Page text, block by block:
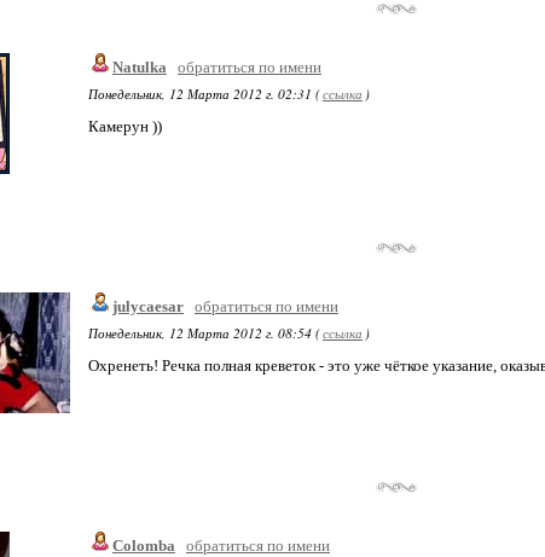
Natulka
обратиться по имени
Понедельник, 12 Марта 2012 г. 02:31 (ссылка )
Камерун ))
julycaesar обратиться по имени
Понедельник, 12 Марта 2012 г. 08:54 (ссылка )
Охренеть! Речка полная креветок - это уже чёткое указание,
Colomba обратиться по имени